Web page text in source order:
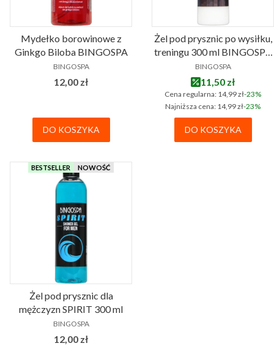
Mydełko borowinowe z
Ginkgo Biloba BINGOSPA
PRODUCENT
BINGOSPA
Cena
12,00 zł
DO KOSZYKA
Żel pod prysznic po wysiłku,
treningu 300 ml BINGOSPA
sport
PRODUCENT
BINGOSPA
Cena promocyjna
11,50 zł
Cena regularna: 14,99 zł-23%
Najniższa cena: 14,99 zł-23%
DO KOSZYKA
BESTSELLER NOWOŚĆ
Żel pod prysznic dla
mężczyzn SPIRIT 300 ml
PRODUCENT
BINGOSPA
Cena
12,00 zł